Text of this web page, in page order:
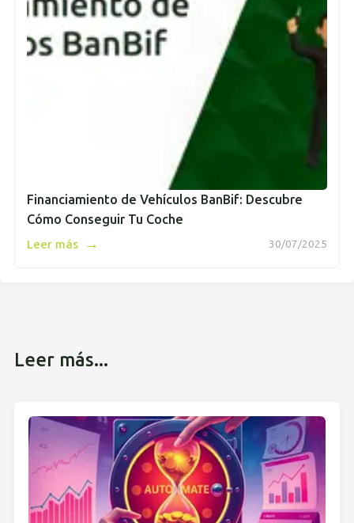
Financiamiento de Vehículos BanBif: Descubre
Cómo Conseguir Tu Coche
30/07/2025
Leer más →
Leer más...